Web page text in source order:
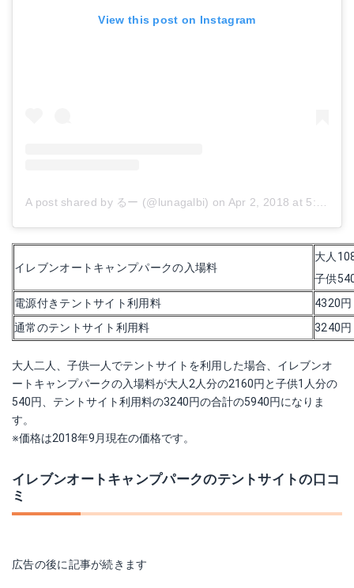
View this post on Instagram
A post shared by るー (@lunagalbi) on Apr 2, 2018 at 5:33pm PDT
イレブンオートキャンプパークの入場料
大人
子供
電源付きテントサイト利用料
4320円
通常のテントサイト利用料
3240円
大人二人、子供一人でテントサイトを利用した場合、イレブンオ
ートキャンプパークの入場料が大人2人分の2160円と子供1人分の
540円、テントサイト利用料の3240円の合計の5940円になりま
す。
※価格は2018年9月現在の価格です。
イレブンオートキャンプパークのテントサイトの口コ
ミ
広告の後に記事が続きます